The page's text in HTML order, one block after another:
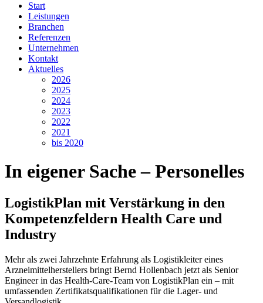
Start
Leistungen
Branchen
Referenzen
Unternehmen
Kontakt
Aktuelles
2026
2025
2024
2023
2022
2021
bis 2020
In eigener Sache – Personelles
LogistikPlan mit Verstärkung in den
Kompetenzfeldern Health Care und
Industry
Mehr als zwei Jahrzehnte Erfahrung als Logistikleiter eines
Arzneimittelherstellers bringt Bernd Hollenbach jetzt als Senior
Engineer in das Health-Care-Team von LogistikPlan ein – mit
umfassenden Zertifikatsqualifikationen für die Lager- und